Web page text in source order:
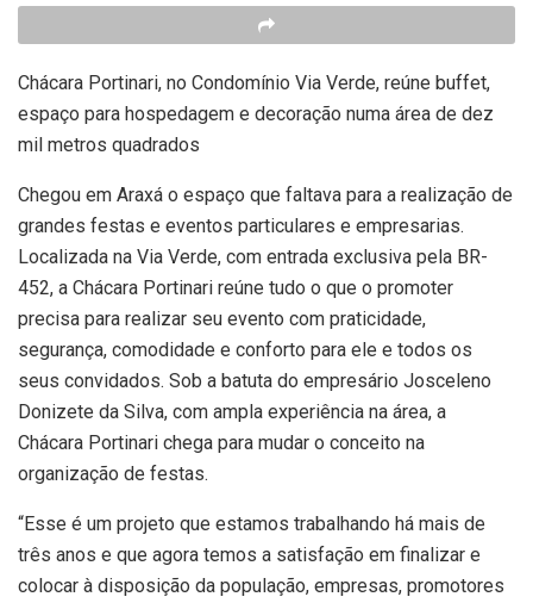
Chácara Portinari, no Condomínio Via Verde, reúne buffet,
espaço para hospedagem e decoração numa área de dez
mil metros quadrados
Chegou em Araxá o espaço que faltava para a realização de
grandes festas e eventos particulares e empresarias.
Localizada na Via Verde, com entrada exclusiva pela BR-
452, a Chácara Portinari reúne tudo o que o promoter
precisa para realizar seu evento com praticidade,
segurança, comodidade e conforto para ele e todos os
seus convidados. Sob a batuta do empresário Josceleno
Donizete da Silva, com ampla experiência na área, a
Chácara Portinari chega para mudar o conceito na
organização de festas.
“Esse é um projeto que estamos trabalhando há mais de
três anos e que agora temos a satisfação em finalizar e
colocar à disposição da população, empresas, promotores